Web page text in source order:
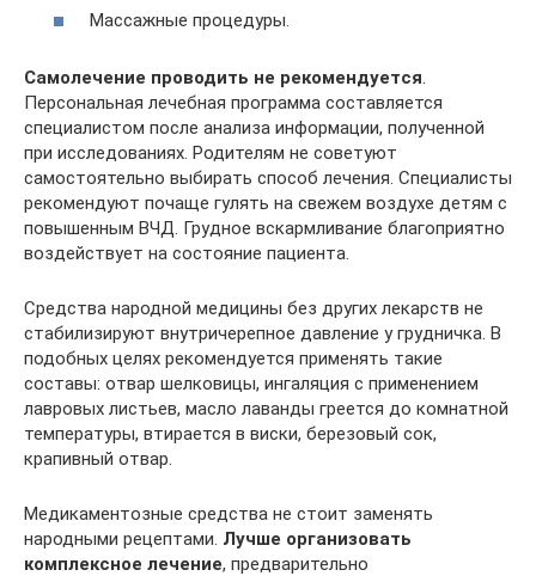
Массажные процедуры.
Самолечение проводить не рекомендуется.
Персональная лечебная программа составляется
специалистом после анализа информации, полученной
при исследованиях. Родителям не советуют
самостоятельно выбирать способ лечения. Специалисты
рекомендуют почаще гулять на свежем воздухе детям с
повышенным ВЧД. Грудное вскармливание благоприятно
воздействует на состояние пациента.
Средства народной медицины без других лекарств не
стабилизируют внутричерепное давление у грудничка. В
подобных целях рекомендуется применять такие
составы: отвар шелковицы, ингаляция с применением
лавровых листьев, масло лаванды греется до комнатной
температуры, втирается в виски, березовый сок,
крапивный отвар.
Медикаментозные средства не стоит заменять
народными рецептами. Лучше организовать
комплексное лечение, предварительно